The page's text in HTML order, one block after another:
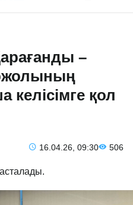
–
қол
16.04.26, 09:30 506